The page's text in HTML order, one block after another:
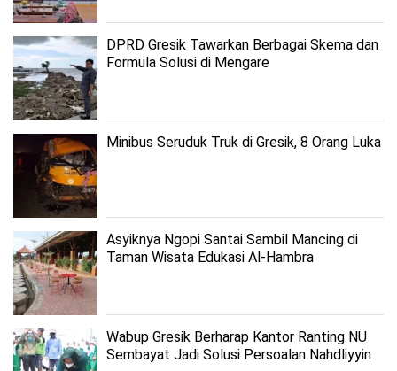
DPRD Gresik Tawarkan Berbagai Skema dan
Formula Solusi di Mengare
Minibus Seruduk Truk di Gresik, 8 Orang Luka
Asyiknya Ngopi Santai Sambil Mancing di
Taman Wisata Edukasi Al-Hambra
Wabup Gresik Berharap Kantor Ranting NU
Sembayat Jadi Solusi Persoalan Nahdliyyin